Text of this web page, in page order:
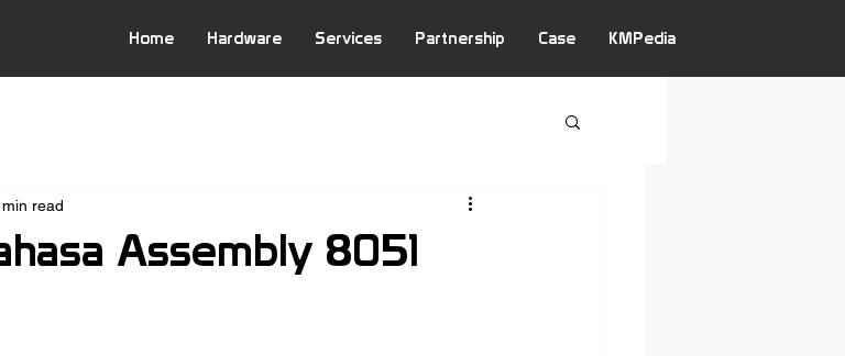
Home Hardware Services Partnership Case KMPedia
Assembly 8051
read